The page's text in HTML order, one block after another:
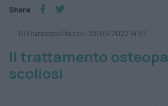
Share
Di Francesco Piazza | 23/05/2022 14:57
Il trattamento
scoliosi